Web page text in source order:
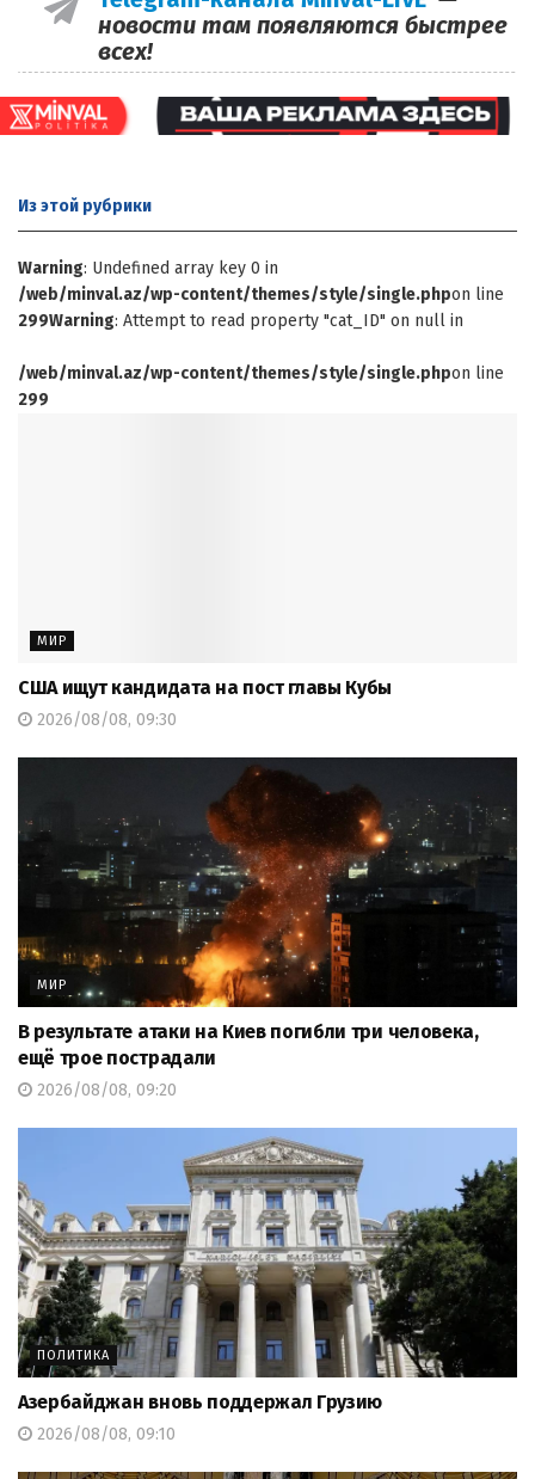
новости там появляются быстрее
всех!
Из этой рубрики
Warning: Undefined array key 0 in
/web/minval.az/wp-content/themes/style/single.phpon line
299Warning: Attempt to read property "cat_ID" on null in
/web/minval.az/wp-content/themes/style/single.phpon line
299
МИР
США ищут кандидата на пост главы Кубы
2026/08/08, 09:30
МИР
В результате атаки на Киев погибли три человека,
ещё трое пострадали
2026/08/08, 09:20
ПОЛИТИКА
Азербайджан вновь поддержал Грузию
2026/08/08, 09:10